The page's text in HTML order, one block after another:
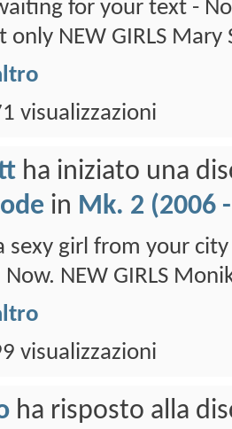
for your text -
only NEW GIRLS Mary
visualizzazioni
ha iniziato una
in Mk. 2 (2006
sexy girl from your
Now. NEW GIRLS
visualizzazioni
ha risposto alla